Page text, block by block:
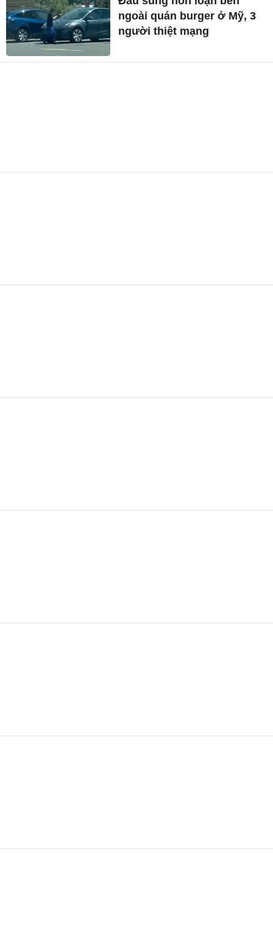
ngoài quán burger ở Mỹ, 3
người thiệt mạng